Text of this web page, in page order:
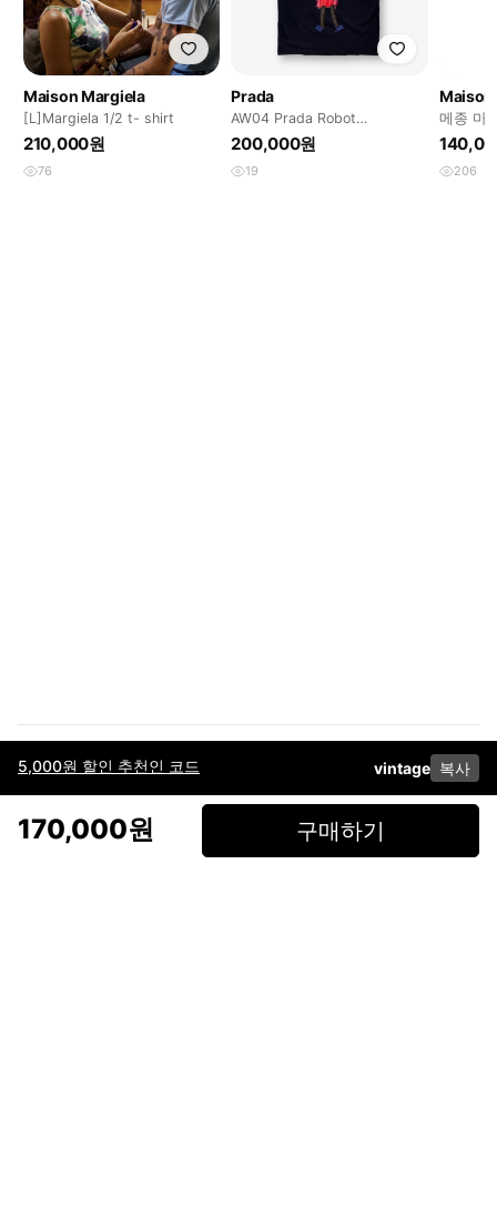
5,000원 할인 추천인 코드 vintage 복사
170,000원 구매하기
Maison Margiela
[L]Margiela 1/2 t- shirt
210,000원
76
Prada
AW04 Prada Robot
Embellished T shirt
200,000원
19
Maison
메종 마
반팔 티
206
이용약관고객센터판매개인정보 처리방침사업자 정보다운로드
페이스북